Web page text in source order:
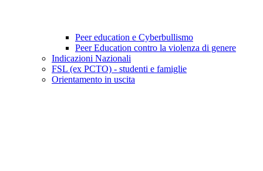
Peer education e Cyberbullismo
Peer Education contro la violenza di genere
Indicazioni Nazionali
FSL (ex PCTO) - studenti e famiglie
Orientamento in uscita